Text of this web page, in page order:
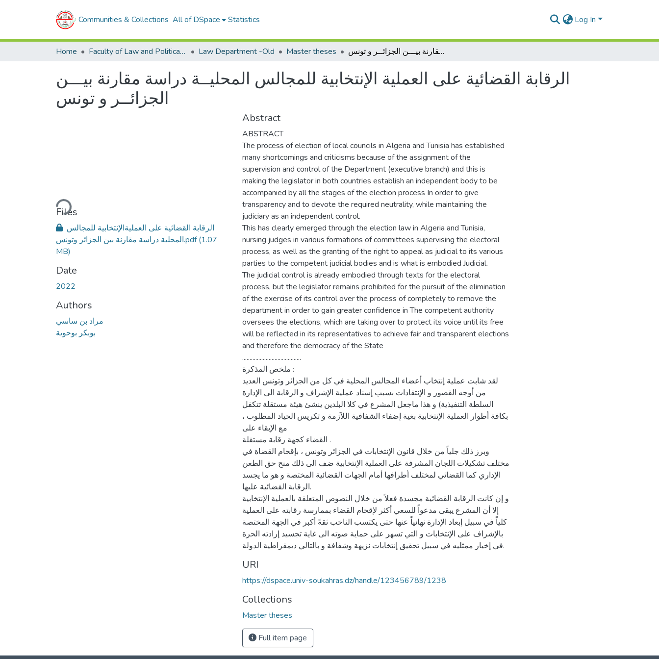
Communities & Collections All of DSpace Statistics Log In
Home Faculty of Law and Political Sciences Law Department -Old Master theses الرقابة القضائية على العملية الإنتخابية للمجالس المحليــة دراسة مقارنة بيـــن الجزائــر و تونس
الرقابة القضائية على العملية الإنتخابية للمجالس المحليــة دراسة مقارنة بيـــن
الجزائــر و تونس
Loading...
Files
المحلية دراسة مقارنة بين الجزائر وتونس.pdf(1.07
MB)
Date
2022
Authors
مراد بن ساسي
بوبكر بوحوية
Abstract
ABSTRACT
The process of election of local councils in Algeria and Tunisia has established
many shortcomings and criticisms because of the assignment of the
supervision and control of the Department (executive branch) and this is
making the legislator in both countries establish an independent body to be
accompanied by all the stages of the election process In order to give
transparency and to devote the required neutrality, while maintaining the
judiciary as an independent control.
This has clearly emerged through the election law in Algeria and Tunisia,
nursing judges in various formations of committees supervising the electoral
process, as well as the granting of the right to appeal as judicial to its various
parties to the competent judicial bodies and is what is embodied Judicial.
The judicial control is already embodied through texts for the electoral
process, but the legislator remains prohibited for the pursuit of the elimination
of the exercise of its control over the process of completely to remove the
department in order to gain greater confidence in The competent authority
oversees the elections, which are taking over to protect its voice until its free
will be reflected in its representatives to achieve fair and transparent elections
and therefore the democracy of the State
........................................
ملخص المذكرة :
لقد شابت عملية إنتخاب أعضاء المجالس المحلية في كل من الجزائر وتونس العديد
من أوجه القصور و الإنتقادات بسبب إسناد عملية الإشراف و الرقابة الى الإدارة
السلطة التنفيذية) و هذا ماجعل المشرع في كلا البلدين ينشئ هيئة مستقلة تتكفل
بكافة أطوار العملية الإنتخابية بغية إضفاء الشفافية اللآزمة و تكريس الحياد المطلوب ،
مع الإبقاء على
القضاء كجهة رقابة مستقلة .
وبرز ذلك جلياً من خلال قانون الإنتخابات في الجزائر وتونس ، بإقحام القضاة في
مختلف تشكيلات اللجان المشرفة على العملية الإنتخابية ضف الى ذلك منح حق الطعن
الإداري كما القضائي لمختلف أطرافها أمام الجهات القضائية المختصة و هو ما يجسد
الرقابة القضائية عليها.
و إن كانت الرقابة القضائية مجسدة فعلاً من خلال النصوص المتعلقة بالعملية الإنتخابية
إلا أن المشرع يبقى مدعواً للسعي أكثر لإقحام القضاء بممارسة رقابته على العملية
كلياً في سبيل إبعاد الإدارة نهائياً عنها حتى يكتسب الناخب ثقةً أكبر في الجهة المختصة
بالإشراف على الإنتخابات و التي تسهر على حماية صوته الى غاية تجسيد إرادته الحرة
في إخيار ممثليه في سبيل تحقيق إنتخابات نزيهة وشفافة و بالتالي ديمقراطية الدولة.
URI
https://dspace.univ-soukahras.dz/handle/123456789/1238
Collections
Master theses
Full item page